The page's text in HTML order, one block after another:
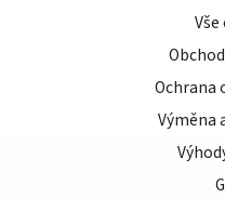
Ochrana
Výměna